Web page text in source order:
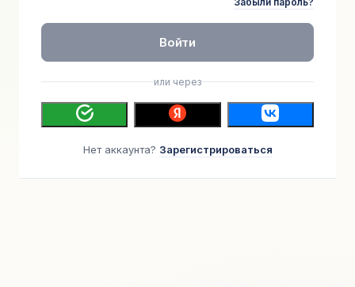
Войти
или через
Нет аккаунта? Зарегистрироваться